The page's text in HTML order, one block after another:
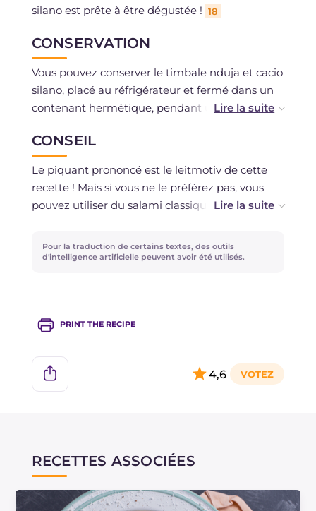
silano est prête à être dégustée ! 18
CONSERVATION
Vous pouvez conserver le timbale nduja et cacio
silano, placé au réfrigérateur et fermé dans un
contenant hermétique, pendant un jour
cuit, en le conservant dans un contenant
hermétique. Pour le décongeler, mettez-le au
réfrigérateur la veille et, une fois décongelé,
faites-le réchauffer au four.
CONSEIL
Le piquant prononcé est le leitmotiv de cette
recette ! Mais si vous ne le préférez pas, vous
pouvez utiliser du salami classique et, à la place
Pour la traduction de certains textes, des outils
d'intelligence artificielle peuvent avoir été utilisés.
PRINT THE RECIPE
4,6
RECETTES ASSOCIÉES